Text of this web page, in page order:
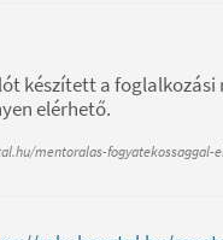
készített a
elérhető.
mentoralas-fogyatekossaggal-